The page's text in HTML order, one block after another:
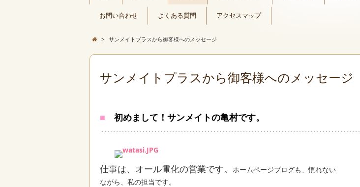
お問い合わせ よくある質問 アクセスマップ
> サンメイトプラスから御客様へのメッセージ
サンメイトプラスから御客様へのメッセージ
■ 初めまして！サンメイトの亀村です。
仕事は、オール電化の営業です。
ホームページブログも、慣れない
ながら、私の担当です。